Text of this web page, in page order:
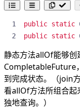
public static
public static
静态方法allOf能够创
CompletableFuture
到完成状态。（join
看allOf方法所组合起
独地查询。）